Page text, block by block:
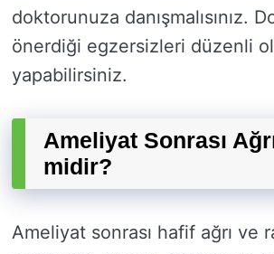
doktorunuza danışmalısınız.
önerdiği egzersizleri düzenli
yapabilirsiniz.
Ameliyat Sonrası
midir?
Ameliyat sonrası hafif ağrı ve